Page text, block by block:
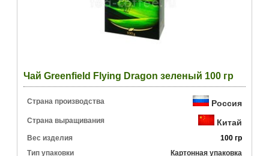
Чай Greenfield Flying Dragon зеленый 100 гр
Страна производства Россия
Страна выращивания Китай
Вес изделия
100 гр
Тип упаковки
Картонная упаковка